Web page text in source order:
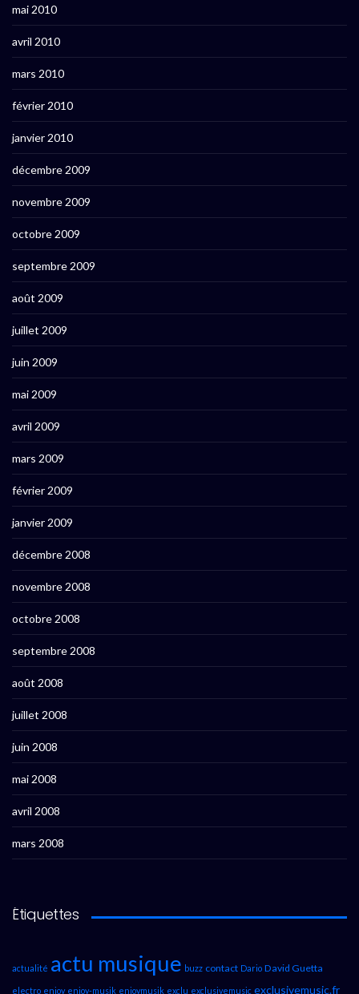
mai 2010
avril 2010
mars 2010
février 2010
janvier 2010
décembre 2009
novembre 2009
octobre 2009
septembre 2009
août 2009
juillet 2009
juin 2009
mai 2009
avril 2009
mars 2009
février 2009
janvier 2009
décembre 2008
novembre 2008
octobre 2008
septembre 2008
août 2008
juillet 2008
juin 2008
mai 2008
avril 2008
mars 2008
Étiquettes
actualité actu musique buzz contact Dario David Guetta
electro enjoy enjoy-musik enjoymusik exclu exclusivemusic exclusivemusic.fr